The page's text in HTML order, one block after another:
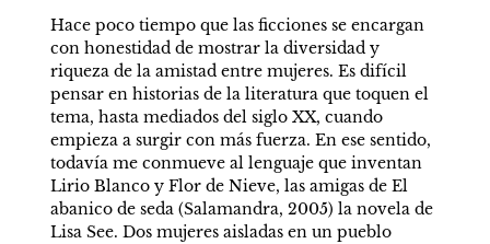
Hace poco tiempo que las ficciones se encargan
con honestidad de mostrar la diversidad y
riqueza de la amistad entre mujeres. Es difícil
pensar en historias de la literatura que toquen el
tema, hasta mediados del siglo XX, cuando
empieza a surgir con más fuerza. En ese sentido,
todavía me conmueve al lenguaje que inventan
Lirio Blanco y Flor de Nieve, las amigas de El
abanico de seda (Salamandra, 2005) la novela de
Lisa See. Dos mujeres aisladas en un pueblo